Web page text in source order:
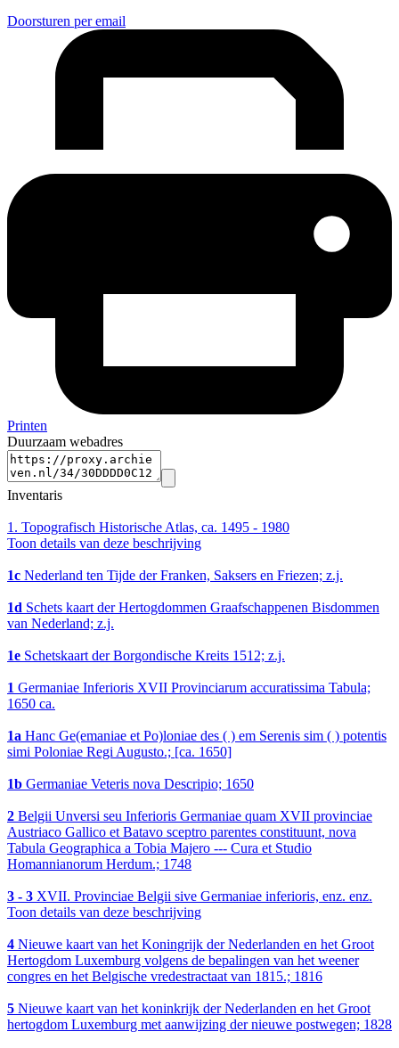
Doorsturen per email
Printen
Duurzaam webadres
Inventaris
1. Topografisch Historische Atlas, ca. 1495 - 1980
Toon details van deze beschrijving
1c Nederland ten Tijde der Franken, Saksers en Friezen; z.j.
1d Schets kaart der Hertogdommen Graafschappenen Bisdommen
van Nederland; z.j.
1e Schetskaart der Borgondische Kreits 1512; z.j.
1 Germaniae Inferioris XVII Provinciarum accuratissima Tabula;
1650 ca.
1a Hanc Ge(emaniae et Po)loniae des ( ) em Serenis sim ( ) potentis
simi Poloniae Regi Augusto.; [ca. 1650]
1b Germaniae Veteris nova Descripio; 1650
2 Belgii Unversi seu Inferioris Germaniae quam XVII provinciae
Austriaco Gallico et Batavo sceptro parentes constituunt, nova
Tabula Geographica a Tobia Majero --- Cura et Studio
Homannianorum Herdum.; 1748
3 - 3 XVII. Provinciae Belgii sive Germaniae inferioris, enz. enz.
Toon details van deze beschrijving
4 Nieuwe kaart van het Koningrijk der Nederlanden en het Groot
Hertogdom Luxemburg volgens de bepalingen van het weener
congres en het Belgische vredestractaat van 1815.; 1816
5 Nieuwe kaart van het koninkrijk der Nederlanden en het Groot
hertogdom Luxemburg met aanwijzing der nieuwe postwegen; 1828